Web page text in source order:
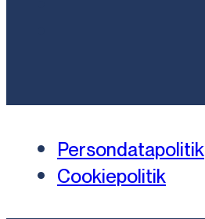
Persondatapolitik
Cookiepolitik